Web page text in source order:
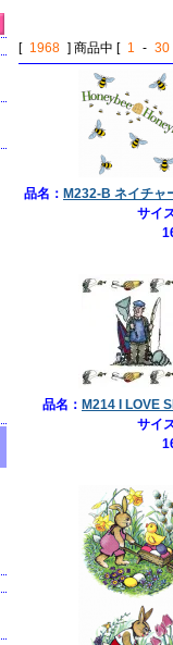
[
1968 ] 商品中 [ 1 - 30
品名： M232-B ネイチャ
サイ
品名： M214 I LOVE
サイ